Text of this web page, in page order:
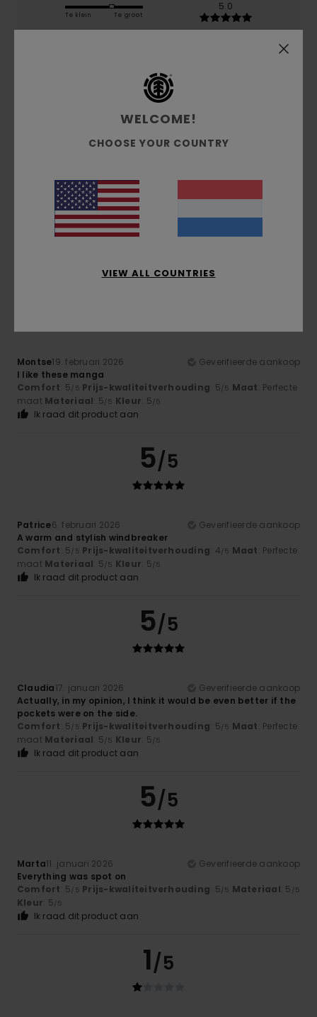
Te klein Te groot
5.0
5/5
Montse19. februari 2026
Very comfortable and warm
Comfort: 5/5 Maat : Te grootKleur: 5/5
Montse19. februari 2026
Geverifieerde aankoop
I like these manga
Comfort: 5/5 Prijs-kwaliteitverhouding: 5/5 Maat: Perfecte
maat Materiaal: 5/5 Kleur: 5/5
Ik raad dit product aan
5/5
Patrice6. februari 2026
Geverifieerde aankoop
A warm and stylish windbreaker
Comfort: 5/5 Prijs-kwaliteitverhouding: 4/5 Maat: Perfecte
maat Materiaal: 5/5 Kleur: 5/5
Ik raad dit product aan
5/5
Claudia17. januari 2026
Geverifieerde aankoop
Actually, in my opinion, I think it would be even better if the
pockets were on the side.
Comfort: 5/5 Prijs-kwaliteitverhouding: 5/5 Maat: Perfecte
maat Materiaal: 5/5 Kleur: 5/5
Ik raad dit product aan
5/5
Marta11. januari 2026
Geverifieerde aankoop
Everything was spot on
Comfort: 5/5 Prijs-kwaliteitverhouding: 5/5 Materiaal: 5 /5
Kleur: 5/5
Ik raad dit product aan
1/5
WELCOME!
CHOOSE YOUR COUNTRY
VIEW ALL COUNTRIES